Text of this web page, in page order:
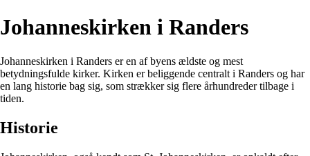
Johanneskirken i Randers
Johanneskirken i Randers er en af byens ældste og mest
betydningsfulde kirker. Kirken er beliggende centralt i Randers og har
en lang historie bag sig, som strækker sig flere århundreder tilbage i
tiden.
Historie